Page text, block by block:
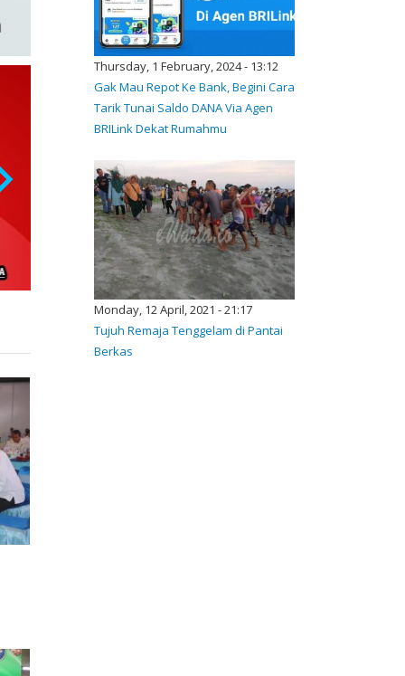
Thursday, 1 February, 2024 - 13:12
Gak Mau Repot Ke Bank, Begini Cara
Tarik Tunai Saldo DANA Via Agen
BRILink Dekat Rumahmu
Monday, 12 April, 2021 - 21:17
Tujuh Remaja Tenggelam di Pantai
Berkas